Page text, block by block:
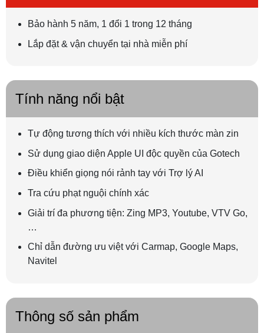
Bảo hành 5 năm, 1 đổi 1 trong 12 tháng
Lắp đặt & vận chuyển tại nhà miễn phí
Tính năng nổi bật
Tự động tương thích với nhiều kích thước màn zin
Sử dụng giao diện Apple UI độc quyền của Gotech
Điều khiển giọng nói rảnh tay với Trợ lý AI
Tra cứu phạt nguội chính xác
Giải trí đa phương tiện: Zing MP3, Youtube, VTV Go,
…
Chỉ dẫn đường ưu việt với Carmap, Google Maps,
Navitel
Thông số sản phẩm